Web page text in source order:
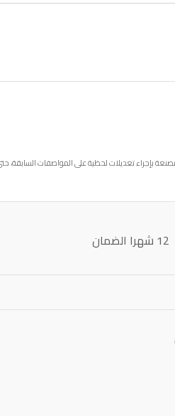
بإجراء تعديلات لحظية على المواصفات السابقة،
12 شهرا الضمان